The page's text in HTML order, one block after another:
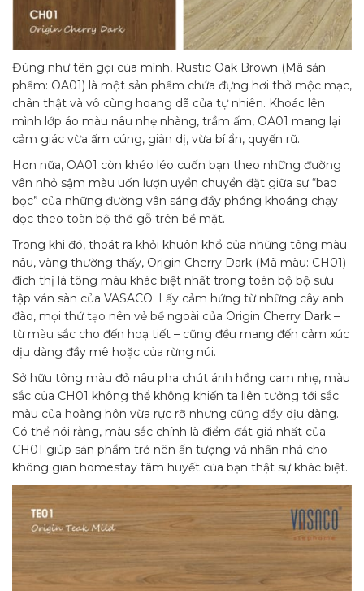
Đúng như tên gọi của mình, Rustic Oak Brown (Mã sản
phẩm: OA01) là một sản phẩm chứa đựng hơi thở mộc mạc,
chân thật và vô cùng hoang dã của tự nhiên. Khoác lên
mình lớp áo màu nâu nhẹ nhàng, trầm ấm, OA01 mang lại
cảm giác vừa ấm cúng, giản dị, vừa bí ẩn, quyến rũ.
Hơn nữa, OA01 còn khéo léo cuốn bạn theo những đường
vân nhỏ sậm màu uốn lượn uyển chuyển đặt giữa sự “bao
bọc” của những đường vân sáng đầy phóng khoáng chạy
dọc theo toàn bộ thớ gỗ trên bề mặt.
Trong khi đó, thoát ra khỏi khuôn khổ của những tông màu
nâu, vàng thường thấy, Origin Cherry Dark (Mã màu: CH01)
đích thị là tông màu khác biệt nhất trong toàn bộ bộ sưu
tập ván sàn của VASACO. Lấy cảm hứng từ những cây anh
đào, mọi thứ tạo nên vẻ bề ngoài của Origin Cherry Dark –
từ màu sắc cho đến hoạ tiết – cũng đều mang đến cảm xúc
dịu dàng đầy mê hoặc của rừng núi.
Sở hữu tông màu đỏ nâu pha chút ánh hồng cam nhẹ, màu
sắc của CH01 không thể không khiến ta liên tưởng tới sắc
màu của hoàng hôn vừa rực rỡ nhưng cũng đầy dịu dàng.
Có thể nói rằng, màu sắc chính là điểm đắt giá nhất của
CH01 giúp sản phẩm trở nên ấn tượng và nhấn nhá cho
không gian homestay tâm huyết của bạn thật sự khác biệt.